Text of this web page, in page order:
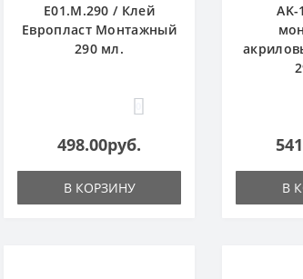
E01.M.290 / Клей
Европласт Монтажный
290 мл.
498.00руб.
В КОРЗИНУ В